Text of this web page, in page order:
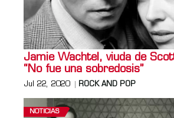
Jamie Wachtel, viuda de
“No fue una sobredosis”
Jul 22, 2020 ROCK AND POP
NOTICIAS